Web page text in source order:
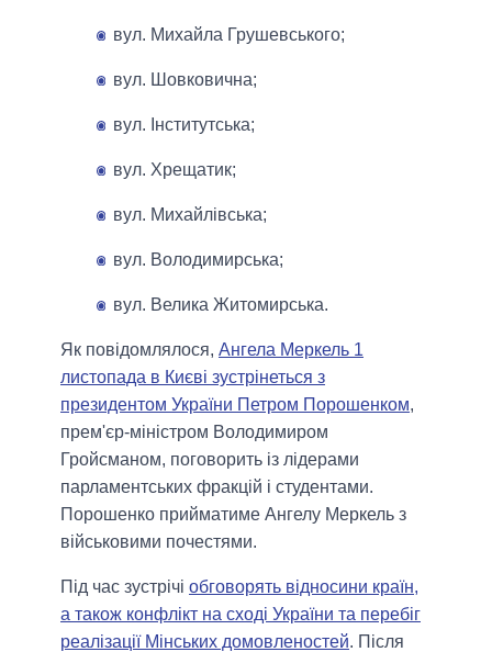
вул. Михайла Грушевського;
вул. Шовковична;
вул. Інститутська;
вул. Хрещатик;
вул. Михайлівська;
вул. Володимирська;
вул. Велика Житомирська.
Як повідомлялося, Ангела Меркель 1
листопада в Києві зустрінеться з
президентом України Петром Порошенком,
прем'єр-міністром Володимиром
Гройсманом, поговорить із лідерами
парламентських фракцій і студентами.
Порошенко прийматиме Ангелу Меркель з
військовими почестями.
Під час зустрічі обговорять відносини країн,
а також конфлікт на сході України та перебіг
реалізації Мінських домовленостей. Після